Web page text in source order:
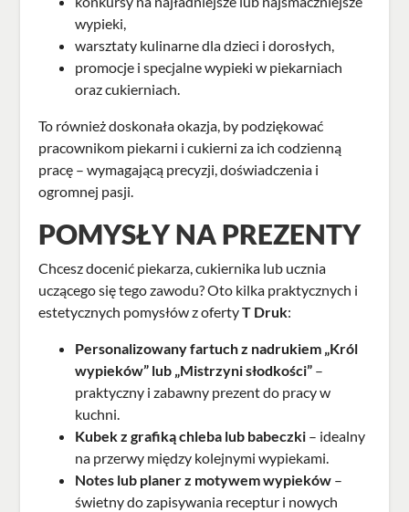
wypieki,
warsztaty kulinarne dla dzieci i dorosłych,
promocje i specjalne wypieki w piekarniach
oraz cukierniach.
To również doskonała okazja, by podziękować
pracownikom piekarni i cukierni za ich codzienną
pracę – wymagającą precyzji, doświadczenia i
ogromnej pasji.
POMYSŁY NA PREZENTY
Chcesz docenić piekarza, cukiernika lub ucznia
uczącego się tego zawodu? Oto kilka praktycznych i
estetycznych pomysłów z ofertyT Druk:
Personalizowany fartuch z nadrukiem „Król
wypieków” lub „Mistrzyni słodkości” –
praktyczny i zabawny prezent do pracy w
kuchni.
Kubek z grafikąchleba lub babeczki – idealny
na przerwy między kolejnymi wypiekami.
Notes lub planer z motywem wypieków –
świetny do zapisywania receptur i nowych